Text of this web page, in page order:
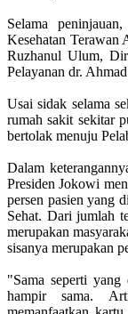
Selama
Kesehatan Terawan
Ruzhanul Ulum,
Pelayanan dr.
Usai sidak selama
rumah sakit sekitar
bertolak menuju
Dalam
Presiden Jokowi
persen pasien yang
Sehat. Dari jumlah
merupakan
sisanya merupakan
"Sama seperti
hampir sama.